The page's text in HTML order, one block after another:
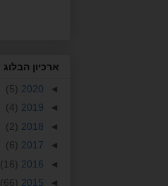
ארכיון הבלוג
◄
2020
(5)
◄
2019
(4)
◄
2018
(2)
◄
2017
(6)
◄
2016
(16)
◄
2015
(66)